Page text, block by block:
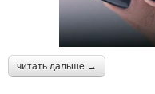
читать дальше →